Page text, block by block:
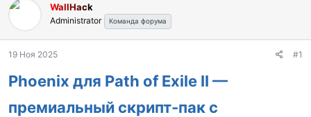
WallHack
Administrator Команда форума
19 Ноя 2025 #1
Phoenix для Path of Exile II —
премиальный скрипт-пак с